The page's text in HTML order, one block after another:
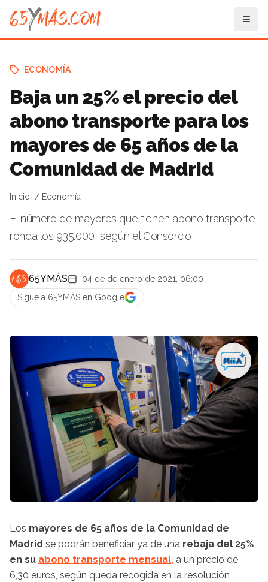
ECONOMÍA
Baja un 25% el precio del
abono transporte para los
mayores de 65 años de la
Comunidad de Madrid
Inicio Economía
El número de mayores que tienen abono transporte
ronda los 935.000, según el Consorcio
65YMÁS
04 de de enero de 2021, 06:00
Sigue a 65YMÁS en Google
Los mayores de 65 años de la Comunidad de
Madrid se podrán beneficiar ya de una rebaja del 25%
en su abono transporte mensual, a un precio de
6,30 euros, según queda recogida en la resolución